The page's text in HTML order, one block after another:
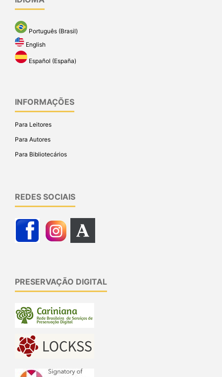
Português (Brasil)
English
Español (España)
INFORMAÇÕES
Para Leitores
Para Autores
Para Bibliotecários
REDES SOCIAIS
PRESERVAÇÃO DIGITAL